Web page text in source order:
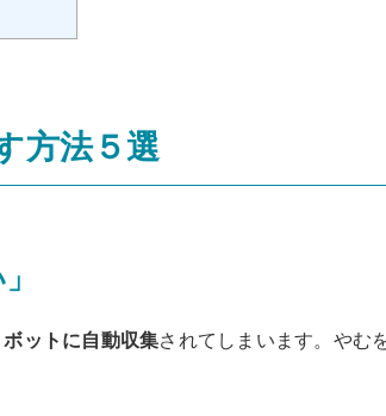
方法５選
ボットに自動収集されてしまいます。やむ